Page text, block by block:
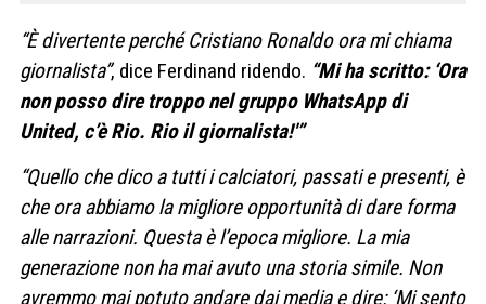
“È divertente perché Cristiano Ronaldo ora mi chiama
giornalista”, dice Ferdinand ridendo. “Mi ha scritto: ‘Ora
non posso dire troppo nel gruppo WhatsApp di
United, c’è Rio. Rio il giornalista!'”
“Quello che dico a tutti i calciatori, passati e presenti, è
che ora abbiamo la migliore opportunità di dare forma
alle narrazioni. Questa è l’epoca migliore. La mia
generazione non ha mai avuto una storia simile. Non
avremmo mai potuto andare dai media e dire: ‘Mi sento